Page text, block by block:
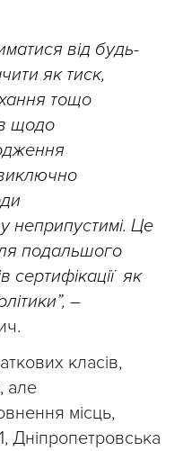
від будь-
як тиск,
тощо
щодо
неприпустимі. Це
подальшого
сертифікації як
–
класів,
але
місць,
Дніпропетровська